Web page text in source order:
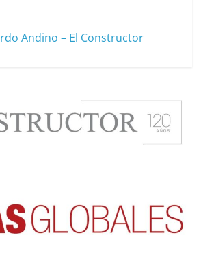
Andino – El Constructor